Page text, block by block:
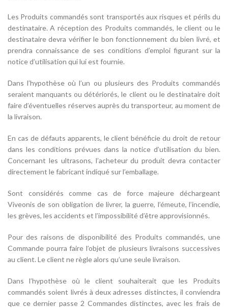
Les Produits commandés sont transportés aux risques et périls du
destinataire. A réception des Produits commandés, le client ou le
destinataire devra vérifier le bon fonctionnement du bien livré, et
prendra connaissance de ses conditions d’emploi figurant sur la
notice d’utilisation qui lui est fournie.
Dans l’hypothèse où l’un ou plusieurs des Produits commandés
seraient manquants ou détériorés, le client ou le destinataire doit
faire d’éventuelles réserves auprès du transporteur, au moment de
la livraison.
En cas de défauts apparents, le client bénéficie du droit de retour
dans les conditions prévues dans la notice d’utilisation du bien.
Concernant les ultrasons, l’acheteur du produit devra contacter
directement le fabricant indiqué sur l’emballage.
Sont considérés comme cas de force majeure déchargeant
Viveonis de son obligation de livrer, la guerre, l’émeute, l’incendie,
les grèves, les accidents et l’impossibilité d’être approvisionnés.
Pour des raisons de disponibilité des Produits commandés, une
Commande pourra faire l’objet de plusieurs livraisons successives
au client. Le client ne règle alors qu’une seule livraison.
Dans l’hypothèse où le client souhaiterait que les Produits
commandés soient livrés à deux adresses distinctes, il conviendra
que ce dernier passe 2 Commandes distinctes, avec les frais de